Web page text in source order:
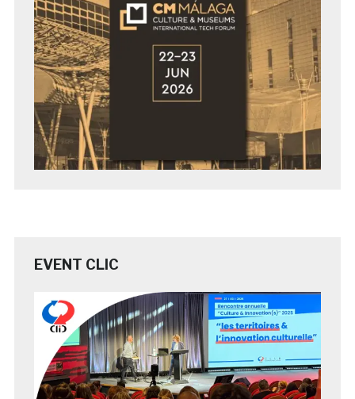
EVENT CLIC